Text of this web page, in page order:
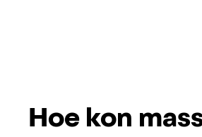
Hoe kon